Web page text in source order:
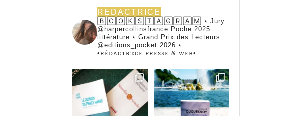
REDACTRICE
🄱🄾🄾🄺🅂🅃🄰🄶🅁🄰🄼 ⭑ Jury
@harpercollinsfrance Poche 2025
littérature ⭑ Grand Prix des Lecteurs
@editions_pocket 2026 ⭑
•ꭱꭼ́ꭰꭺꮯꭲꭱꮖꮯꭼ ꮲꭱꭼꮪꮪꭼ & ꮃꭼᏼ•